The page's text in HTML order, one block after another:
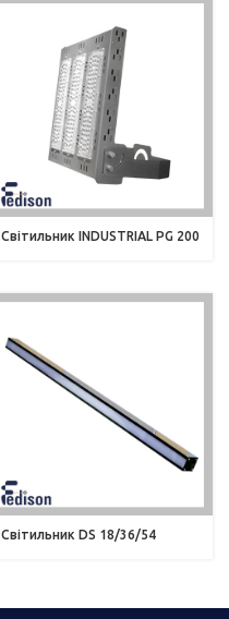
Світильник INDUSTRIAL PG 200
Світильник DS 18/36/54